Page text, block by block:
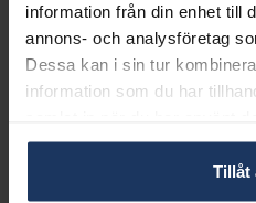
information från din enhet till
annons- och analysföretag
Dessa kan i sin tur
information som du har
Tillåt